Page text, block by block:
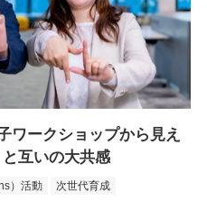
ワークショップから見え
互いの大共感
）活動 次世代育成